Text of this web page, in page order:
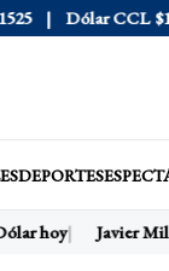
Dólar CCL
DEPORTES
hoy Javier